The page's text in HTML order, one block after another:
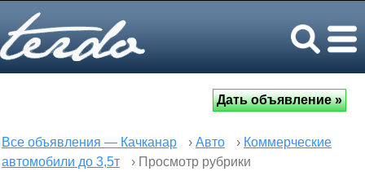
Все объявления — Качканар › Авто › Коммерческие
автомобили до 3,5т
› Просмотр рубрики